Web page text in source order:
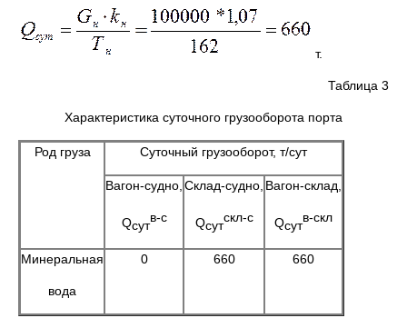
т.
Таблица 3
Характеристика суточного грузооборота порта
Род груза Суточный грузооборот, т/сут
Вагон-судно,
Qсут
в-с
Склад-судно,
Qсут
скл-с
Вагон-склад,
Qсут
в-скл
Минеральная
вода
0 660 660